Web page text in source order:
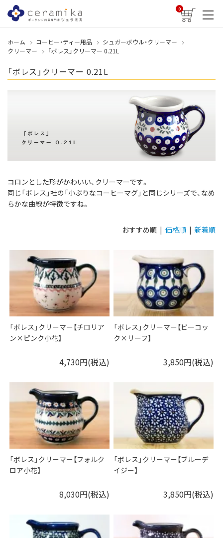
0
ホーム コーヒー・ティー用品
シュガーボウル・クリーマー
クリーマー
「ボレス」クリーマー 0.21L
「ボレス」クリーマー 0.21L
コロンとした形がかわいい、クリーマーです。
同じ「ボレス」社の「小ぶりなコーヒーマグ」と同じシリーズで、なめ
らかな曲線が特徴ですね。
おすすめ順 | 価格順 | 新着順
「ボレス」クリーマー【チロリア
ン×ピンク小花】
4,730円(税込)
「ボレス」クリーマー【ピーコッ
ク×リーフ】
3,850円(税込)
「ボレス」クリーマー【フォルク
ロア小花】
8,030円(税込)
「ボレス」クリーマー【ブルーデ
イジー】
3,850円(税込)